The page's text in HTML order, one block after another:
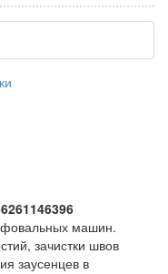
машин.
зачистки швов
заусенцев в